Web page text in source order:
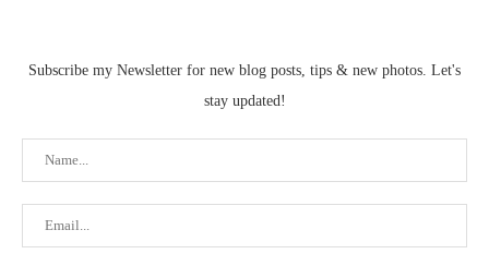
Subscribe my Newsletter for new blog posts, tips & new photos. Let's
stay updated!